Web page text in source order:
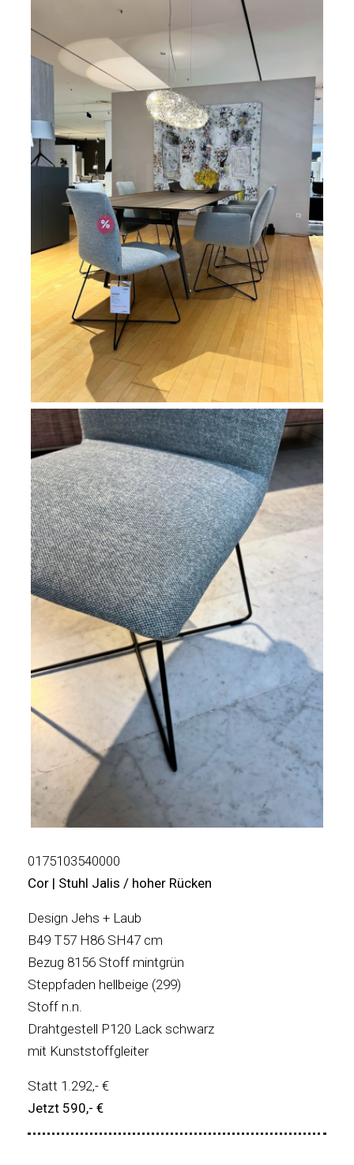
0175103540000
Cor | Stuhl Jalis / hoher Rücken
Design Jehs + Laub
B49 T57 H86 SH47 cm
Bezug 8156 Stoff mintgrün
Steppfaden hellbeige (299)
Stoff n.n.
Drahtgestell P120 Lack schwarz
mit Kunststoffgleiter
Statt 1.292,- €
Jetzt 590,- €